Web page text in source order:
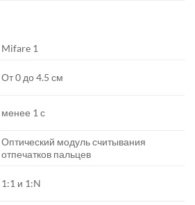
Mifare 1
От 0 до 4.5 см
менее 1 с
Оптический модуль считывания
отпечатков пальцев
1:1 и 1:N